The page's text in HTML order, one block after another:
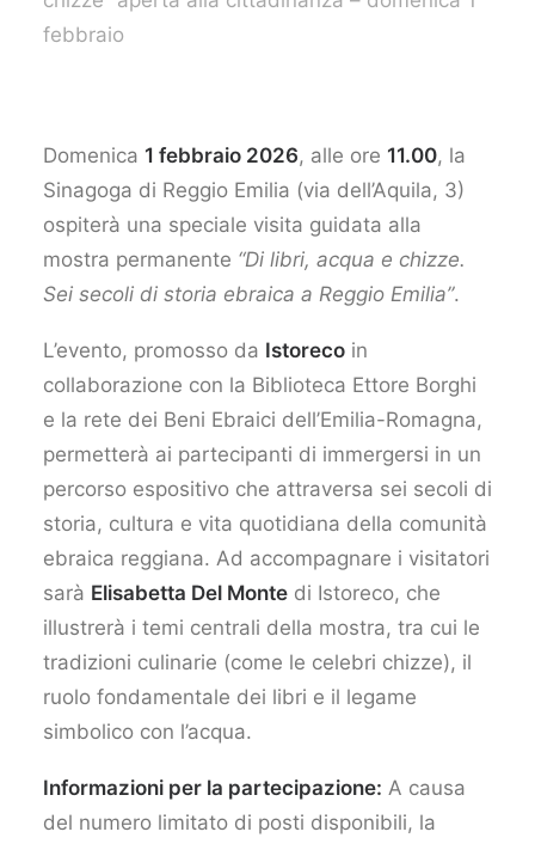
febbraio
Domenica 1 febbraio 2026, alle ore 11.00, la
Sinagoga di Reggio Emilia (via dell’Aquila, 3)
ospiterà una speciale visita guidata alla
mostra permanente “Di libri, acqua e chizze.
Sei secoli di storia ebraica a Reggio Emilia”.
L’evento, promosso da Istoreco in
collaborazione con la Biblioteca Ettore Borghi
e la rete dei Beni Ebraici dell’Emilia-Romagna,
permetterà ai partecipanti di immergersi in un
percorso espositivo che attraversa sei secoli di
storia, cultura e vita quotidiana della comunità
ebraica reggiana. Ad accompagnare i visitatori
sarà Elisabetta Del Monte di Istoreco, che
illustrerà i temi centrali della mostra, tra cui le
tradizioni culinarie (come le celebri chizze), il
ruolo fondamentale dei libri e il legame
simbolico con l’acqua.
Informazioni per la partecipazione: A causa
del numero limitato di posti disponibili, la